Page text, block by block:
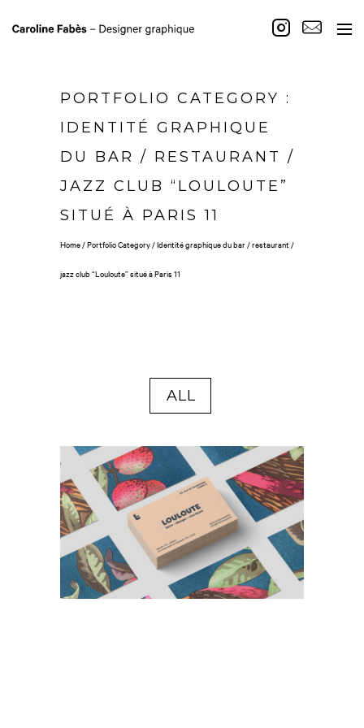
PORTFOLIO CATEGORY :
IDENTITÉ GRAPHIQUE
DU BAR / RESTAURANT /
JAZZ CLUB “LOULOUTE”
SITUÉ À PARIS 11
Home/ Portfolio Category /Identité graphique du bar / restaurant /
jazz club “Louloute” situé à Paris 11
ALL
Louloute bar/restaurant
Identité graphique du bar /
restaurant / jazz club “Louloute”
situé à Paris 11